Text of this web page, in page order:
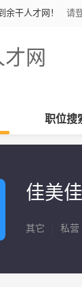
余干人才网！ 请
网
职位搜
佳美
其它 私营